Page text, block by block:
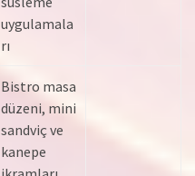
uygulamala
rı
Bistro masa
düzeni, mini
sandviç ve
kanepe